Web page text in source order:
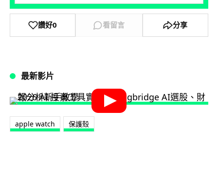
讚好0 看留言 分享
最新影片
apple watch 保護殼